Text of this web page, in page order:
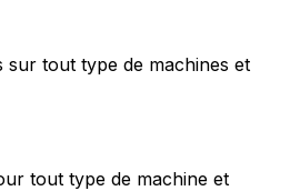
sur tout type de machines et
tout type de machine et